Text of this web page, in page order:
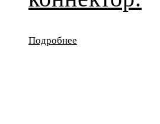
Подробнее